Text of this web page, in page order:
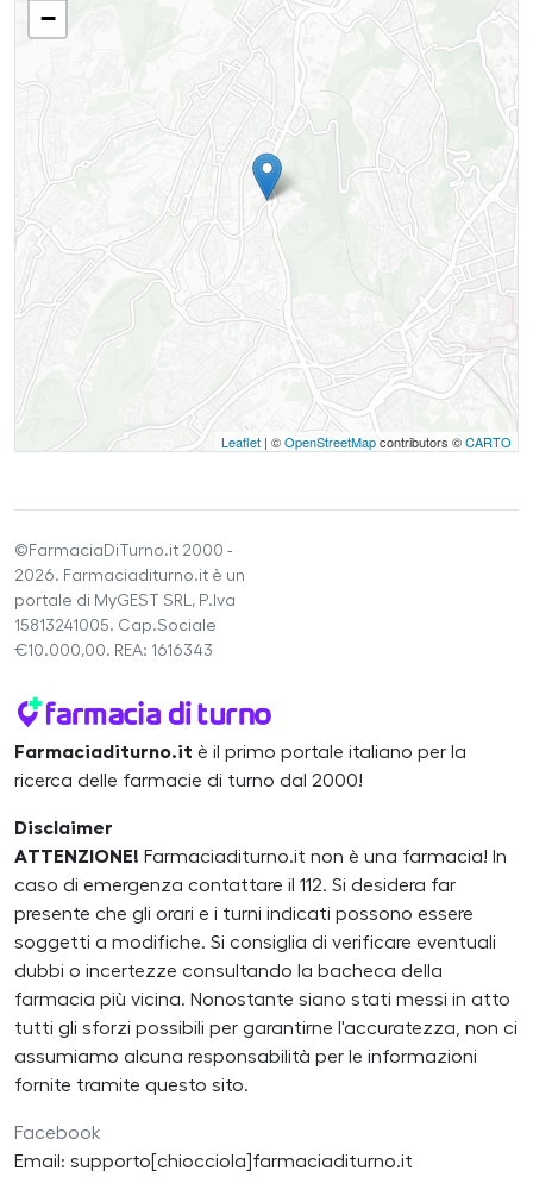
−
Leaflet | ©OpenStreetMapcontributors ©CARTO
©FarmaciaDiTurno.it 2000 -
2026. Farmaciaditurno.it è un
portale di MyGEST SRL, P.Iva
15813241005. Cap.Sociale
€10.000,00. REA: 1616343
Farmaciaditurno.it è il primo portale italiano per la
ricerca delle farmacie di turno dal 2000!
Disclaimer
ATTENZIONE! Farmaciaditurno.it non è una farmacia! In
caso di emergenza contattare il 112. Si desidera far
presente che gli orari e i turni indicati possono essere
soggetti a modifiche. Si consiglia di verificare eventuali
dubbi o incertezze consultando la bacheca della
farmacia più vicina. Nonostante siano stati messi in atto
tutti gli sforzi possibili per garantirne l'accuratezza, non ci
assumiamo alcuna responsabilità per le informazioni
fornite tramite questo sito.
Facebook
Email: supporto[chiocciola]farmaciaditurno.it